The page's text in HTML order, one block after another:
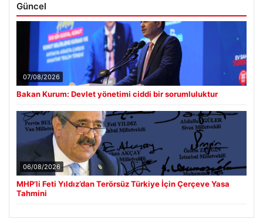
Güncel
07/08/2026
Bakan Kurum: Devlet yönetimi ciddi bir sorumluluktur
06/08/2026
MHP’li Feti Yıldız’dan Terörsüz Türkiye İçin Çerçeve Yasa
Tahmini